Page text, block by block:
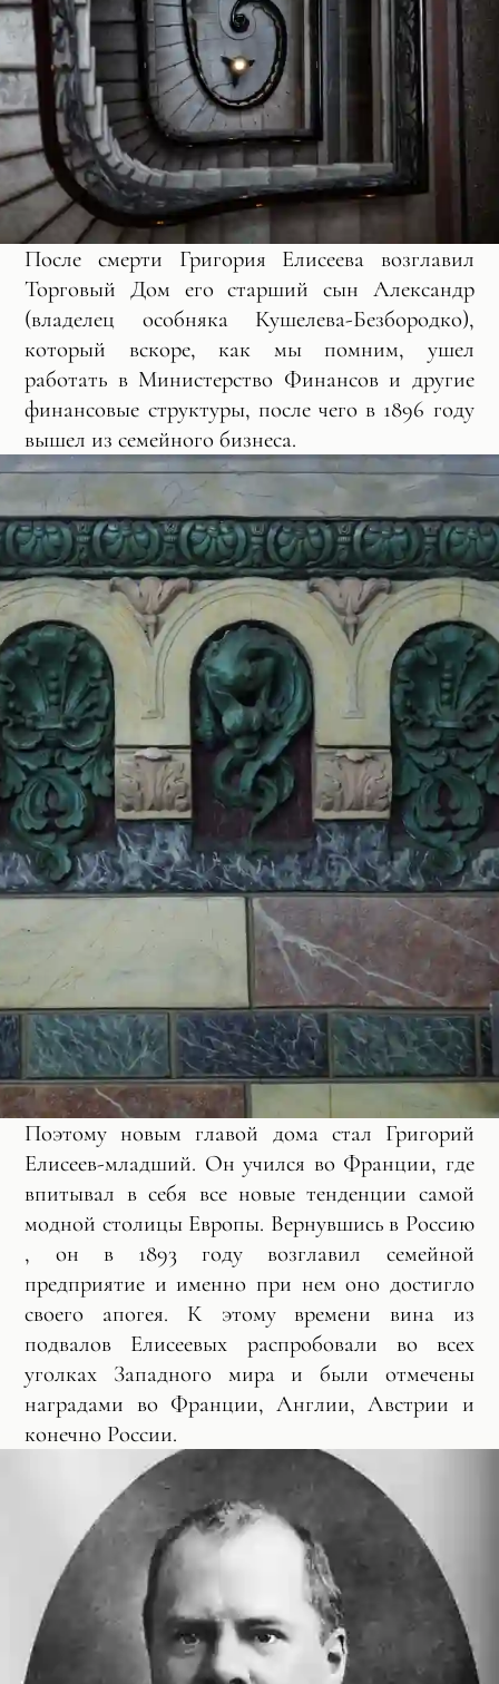
После смерти Григория Елисеева возглавил
Торговый Дом его старший сын Александр
(владелец особняка Кушелева-Безбородко),
который вскоре, как мы помним, ушел
работать в Министерство Финансов и другие
финансовые структуры, после чего в 1896 году
вышел из семейного бизнеса.
Поэтому новым главой дома стал Григорий
Елисеев-младший. Он учился во Франции, где
впитывал в себя все новые тенденции самой
модной столицы Европы. Вернувшись в Россию
, он в 1893 году возглавил семейной
предприятие и именно при нем оно достигло
своего апогея. К этому времени вина из
подвалов Елисеевых распробовали во всех
уголках Западного мира и были отмечены
наградами во Франции, Англии, Австрии и
конечно России.